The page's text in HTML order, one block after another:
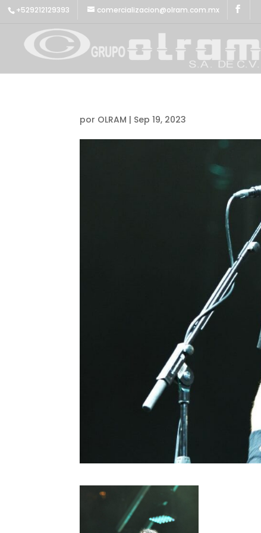
+529212129393 comercializacion@olram.com.mx
por OLRAM | Sep 19, 2023